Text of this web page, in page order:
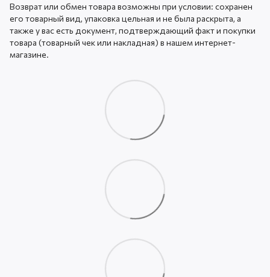
Возврат или обмен товара возможны при условии: сохранен
его товарный вид, упаковка цельная и не была раскрыта, а
также у вас есть документ, подтверждающий факт и покупки
товара (товарный чек или накладная) в нашем интернет-
магазине.